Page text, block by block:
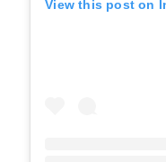
View this post on